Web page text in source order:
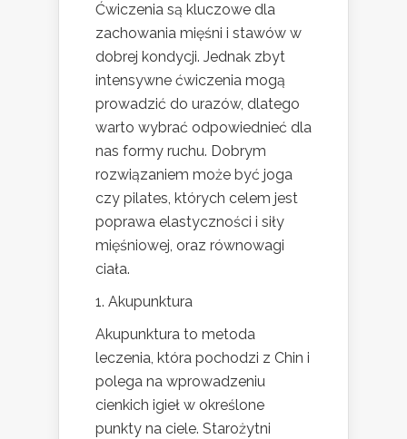
Ćwiczenia są kluczowe dla
zachowania mięśni i stawów w
dobrej kondycji. Jednak zbyt
intensywne ćwiczenia mogą
prowadzić do urazów, dlatego
warto wybrać odpowiednieć dla
nas formy ruchu. Dobrym
rozwiązaniem może być joga
czy pilates, których celem jest
poprawa elastyczności i siły
mięśniowej, oraz równowagi
ciała.
1. Akupunktura
Akupunktura to metoda
leczenia, która pochodzi z Chin i
polega na wprowadzeniu
cienkich igieł w określone
punkty na ciele. Starożytni